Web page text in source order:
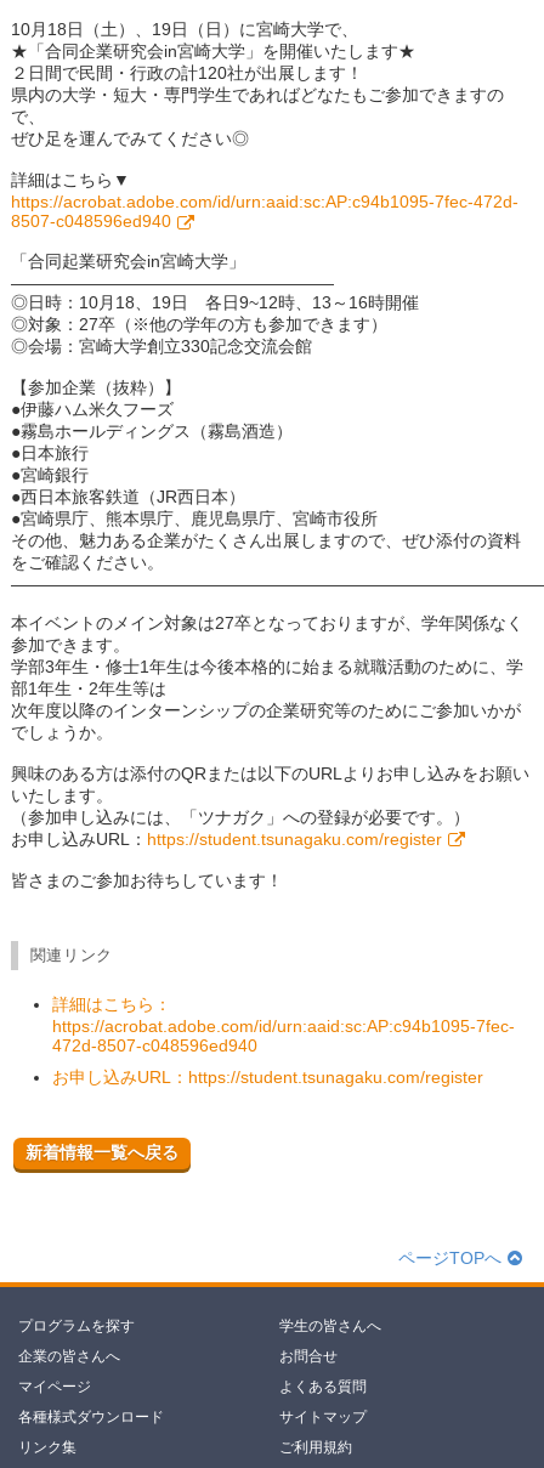
10月18日（土）、19日（日）に宮崎大学で、
★「合同企業研究会in宮崎大学」を開催いたします★
２日間で民間・行政の計120社が出展します！
県内の大学・短大・専門学生であればどなたもご参加できますの
で、
ぜひ足を運んでみてください◎
詳細はこちら▼
https://acrobat.adobe.com/id/urn:aaid:sc:AP:c94b1095-7fec-472d-
8507-c048596ed940
「合同起業研究会in宮崎大学」
―――――――――――――――――――
◎日時：10月18、19日 各日9~12時、13～16時開催
◎対象：27卒（※他の学年の方も参加できます）
◎会場：宮崎大学創立330記念交流会館
【参加企業（抜粋）】
●伊藤ハム米久フーズ
●霧島ホールディングス（霧島酒造）
●日本旅行
●宮崎銀行
●西日本旅客鉄道（JR西日本）
●宮崎県庁、熊本県庁、鹿児島県庁、宮崎市役所
その他、魅力ある企業がたくさん出展しますので、ぜひ添付の資料
をご確認ください。
本イベントのメイン対象は27卒となっておりますが、学年関係なく
参加できます。
学部3年生・修士1年生は今後本格的に始まる就職活動のために、学
部1年生・2年生等は
次年度以降のインターンシップの企業研究等のためにご参加いかが
でしょうか。
興味のある方は添付のQRまたは以下のURLよりお申し込みをお願い
いたします。
（参加申し込みには、「ツナガク」への登録が必要です。）
お申し込みURL： https://student.tsunagaku.com/register
皆さまのご参加お待ちしています！
関連リンク
詳細はこちら：
https://acrobat.adobe.com/id/urn:aaid:sc:AP:c94b1095-7fec-
472d-8507-c048596ed940
お申し込みURL：https://student.tsunagaku.com/register
新着情報一覧へ戻る
ページTOPへ
プログラムを探す
学生の皆さんへ
企業の皆さんへ
お問合せ
マイページ
よくある質問
各種様式ダウンロード
サイトマップ
リンク集
ご利用規約